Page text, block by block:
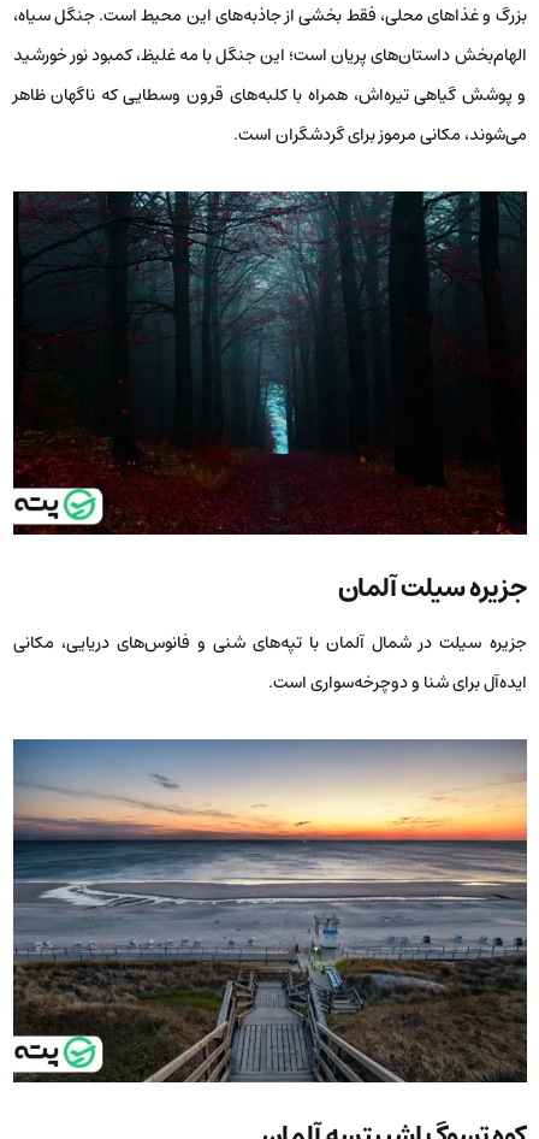
بزرگ و غذاهای محلی، فقط بخشی از جاذبه‌های این محیط است. جنگل سیاه،
الهام‌بخش داستان‌های پریان است؛ این جنگل با مه غلیظ، کمبود نور خورشید
و پوشش گیاهی تیره‌اش، همراه با کلبه‌های قرون وسطایی که ناگهان ظاهر
می‌شوند، مکانی مرموز برای گردشگران است.
جزیره سیلت آلمان
جزیره سیلت در شمال آلمان با تپه‌های شنی و فانوس‌های دریایی، مکانی
ایده‌آل برای شنا و دوچرخه‌سواری است.